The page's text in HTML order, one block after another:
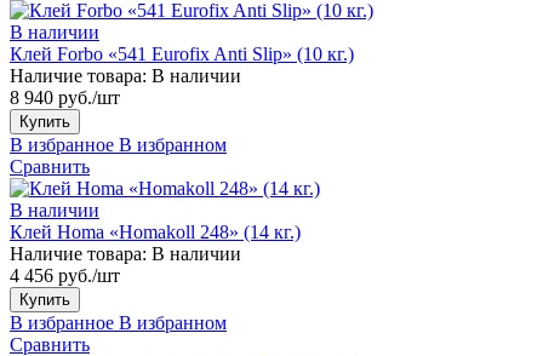
В наличии
Клей Forbo «541 Eurofix Anti Slip» (10 кг.)
Наличие товара: В наличии
8 940 руб./шт
Купить
В избранное В избранном
Сравнить
В наличии
Клей Homa «Homakoll 248» (14 кг.)
Наличие товара: В наличии
4 456 руб./шт
Купить
В избранное В избранном
Сравнить